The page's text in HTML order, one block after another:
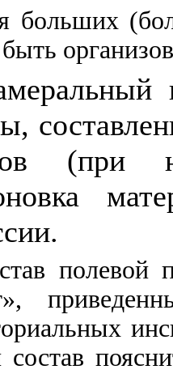
больших
быть организов
ный
, составлен
(при
мат
сии.
в полевой
»,
состав